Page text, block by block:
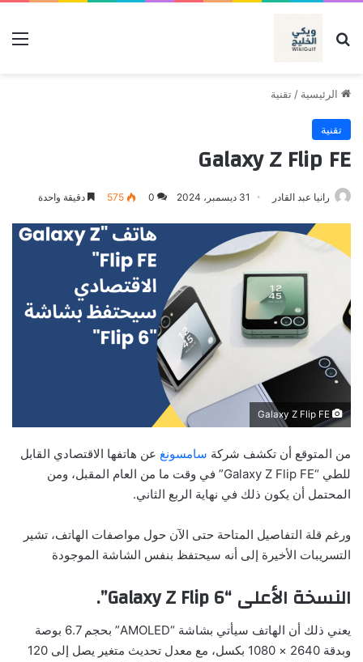
بحث عن
الرئيسية / تقنية
تقنية
Galaxy Z Flip FE
رانيا عبد القادر 31 ديسمبر، 2024 0
575 دقيقة واحدة
من المتوقع أن تكشف شركة سامسونغ عن هاتفها الاقتصادي القابل
للطي “Galaxy Z Flip FE” في وقت ما من العام المقبل، ومن
المحتمل أن يكون ذلك في نهاية الربع الثاني.
ورغم قلة التفاصيل المتاحة حتى الآن حول مواصفات الهاتف، تشير
التسريبات الأخيرة إلى أنه سيحتفظ بنفس الشاشة الموجودة
النسخة الأعلى “Galaxy Z Flip 6”.
يعني ذلك أن الهاتف سيأتي بشاشة “AMOLED” بحجم 6.7 بوصة
وبدقة 2640 × 1080 بكسل، مع معدل تحديث متغير يصل إلى 120